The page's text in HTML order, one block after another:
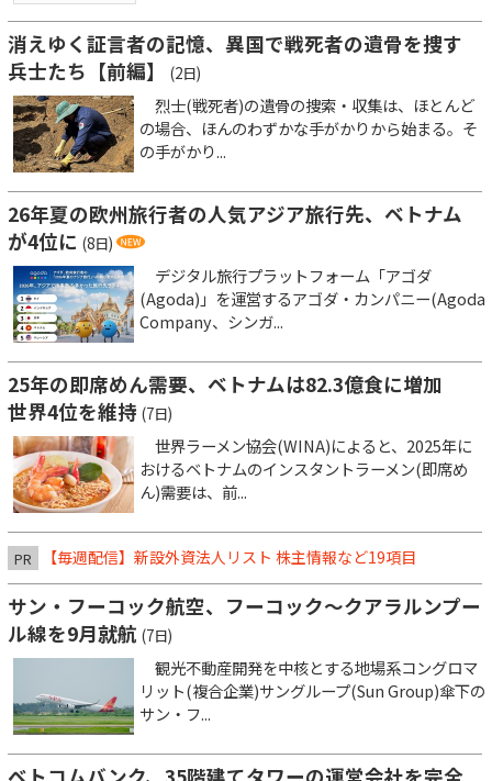
消えゆく証言者の記憶、異国で戦死者の遺骨を捜す
兵士たち【前編】
(2日)
烈士(戦死者)の遺骨の捜索・収集は、ほとんど
の場合、ほんのわずかな手がかりから始まる。そ
の手がかり...
26年夏の欧州旅行者の人気アジア旅行先、ベトナム
が4位に (8日)
デジタル旅行プラットフォーム「アゴダ
(Agoda)」を運営するアゴダ・カンパニー(Agoda
Company、シンガ...
25年の即席めん需要、ベトナムは82.3億食に増加
世界4位を維持 (7日)
世界ラーメン協会(WINA)によると、2025年に
おけるベトナムのインスタントラーメン(即席め
ん)需要は、前...
PR 【毎週配信】新設外資法人リスト 株主情報など19項目
サン・フーコック航空、フーコック～クアラルンプー
ル線を9月就航 (7日)
観光不動産開発を中核とする地場系コングロマ
リット(複合企業)サングループ(Sun Group)傘下の
サン・フ...